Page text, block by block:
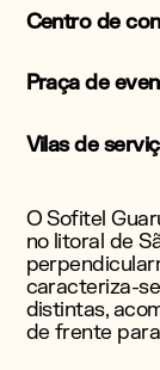
Centro de
Praça de
Vilas de
O Sofitel
no litoral de
caracteriza-
distintas,
de frente